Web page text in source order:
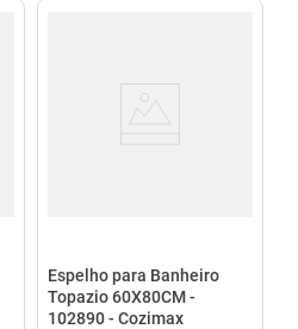
Espelho para Banheiro
Topazio 60X80CM -
102890 - Cozimax